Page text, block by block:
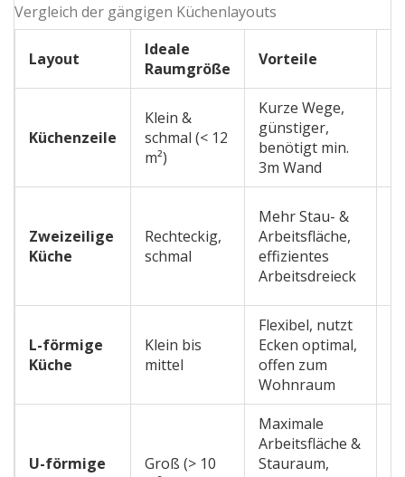
Vergleich der gängigen Küchenlayouts
Layout
Ideale
Raumgröße
Vorteile
Küchenzeile
Klein &
schmal (< 12
m²)
Kurze Wege,
günstiger,
benötigt min.
3m Wand
Zweizeilige
Küche
Rechteckig,
schmal
Mehr Stau- &
Arbeitsfläche,
effizientes
Arbeitsdreieck
L-förmige
Küche
Klein bis
mittel
Flexibel, nutzt
Ecken optimal,
offen zum
Wohnraum
U-förmige
Groß (> 10
Maximale
Arbeitsfläche &
Stauraum,